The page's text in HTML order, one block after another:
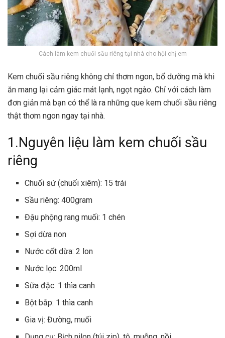
Cách làm kem chuối sầu riêng tại nhà cho hội chị em
Kem chuối sầu riêng không chỉ thơm ngon, bổ dưỡng mà khi
ăn mang lại cảm giác mát lạnh, ngọt ngào. Chỉ với cách làm
đơn giản mà bạn có thể là ra những que kem chuối sầu riêng
thật thơm ngon ngay tại nhà.
1.Nguyên liệu làm kem chuối sầu
riêng
Chuối sứ (chuối xiêm): 15 trái
Sầu riêng: 400gram
Đậu phộng rang muối: 1 chén
Sợi dừa non
Nước cốt dừa: 2 lon
Nước lọc: 200ml
Sữa đặc: 1 thìa canh
Bột bắp: 1 thìa canh
Gia vị: Đường, muối